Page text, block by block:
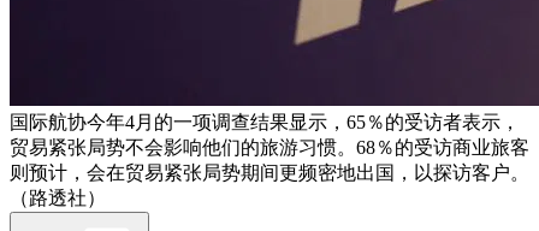
国际航协今年4月的一项调查结果显示，65％的受访者表示，
贸易紧张局势不会影响他们的旅游习惯。68％的受访商业旅客
则预计，会在贸易紧张局势期间更频密地出国，以探访客户。
（路透社）